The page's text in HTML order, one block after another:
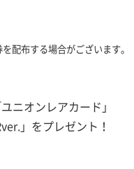
配布する場合がございます。
ニオンレアカード」
」 をプレゼント！